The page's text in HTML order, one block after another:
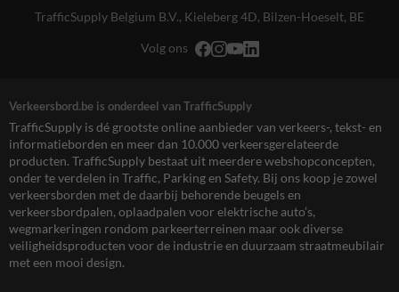
TrafficSupply Belgium B.V., Kieleberg 4D, Bilzen-Hoeselt, BE
Volg ons
Verkeersbord.be is onderdeel van TrafficSupply
TrafficSupply is dé grootste online aanbieder van verkeers-, tekst- en
informatieborden en meer dan 10.000 verkeersgerelateerde
producten. TrafficSupply bestaat uit meerdere webshopconcepten,
onder te verdelen in Traffic, Parking en Safety. Bij ons koop je zowel
verkeersborden met de daarbij behorende beugels en
verkeersbordpalen, oplaadpalen voor elektrische auto’s,
wegmarkeringen rondom parkeerterreinen maar ook diverse
veiligheidsproducten voor de industrie en duurzaam straatmeubilair
met een mooi design.